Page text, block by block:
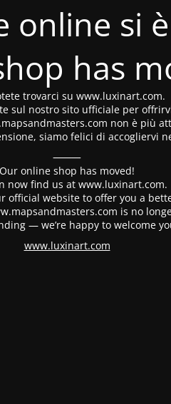
online si
has
trovarci su www.luxinart.com.
sul nostro sito ufficiale per
non è più
siamo felici di accogliervi
⸻
Our online shop has moved!
now find us at www.luxinart.com.
official website to offer you a
is no
— we’re happy to welcome
www.luxinart.com